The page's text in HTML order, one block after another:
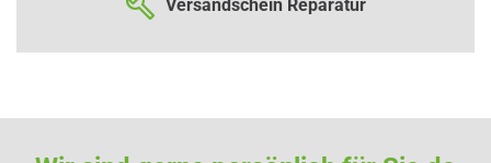
Versandschein Reparatur